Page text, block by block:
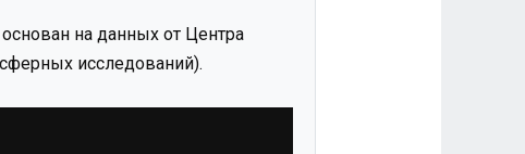
на данных от Центра
исследований).